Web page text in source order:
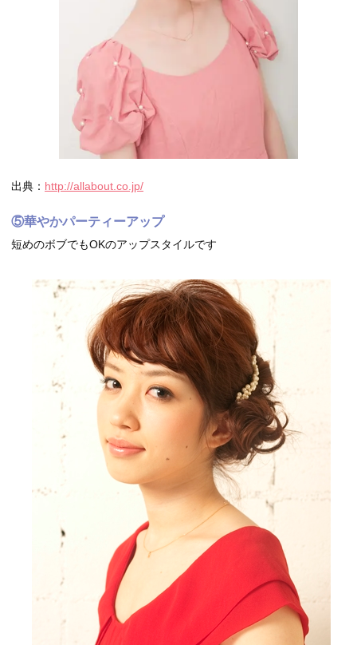
出典： http://allabout.co.jp/
⑤華やかパーティーアップ
短めのボブでもOKのアップスタイルです